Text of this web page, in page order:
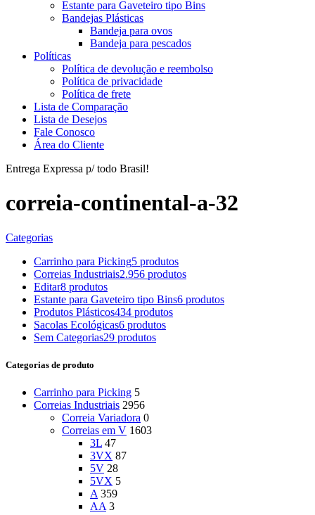
Estante para Gaveteiro tipo Bins
Bandejas Plásticas
Bandeja para ovos
Bandeja para pescados
Políticas
Política de devolução e reembolso
Política de privacidade
Política de frete
Lista de Comparação
Lista de Desejos
Fale Conosco
Área do Cliente
Entrega Expressa p/ todo Brasil!
correia-continental-a-32
Categorias
Carrinho para Picking5 produtos
Correias Industriais2.956 produtos
Editar8 produtos
Estante para Gaveteiro tipo Bins6 produtos
Produtos Plásticos434 produtos
Sacolas Ecológicas6 produtos
Sem Categorias29 produtos
Categorias de produto
Carrinho para Picking 5
Correias Industriais 2956
Correia Variadora 0
Correias em V 1603
3L 47
3VX 87
5V 28
5VX 5
A 359
AA 3